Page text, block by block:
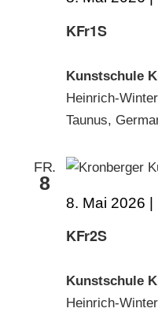
KFr1S
Kunstschule
Heinrich-
Taunus,
FR.
8
KFr2S
8. Mai 2026 |
Kunstschule
Heinrich-